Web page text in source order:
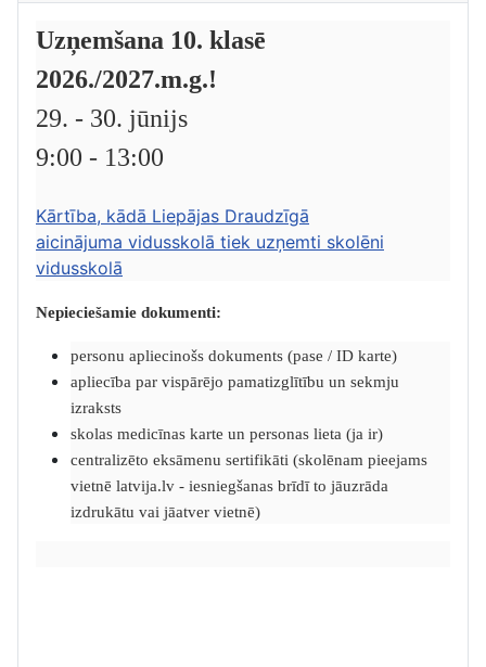
Uzņemšana 10. klasē
2026./2027.m.g.!
29. - 30. jūnijs
9:00 - 13:00
Kārtība, kādā Liepājas Draudzīgā
aicinājuma vidusskolā tiek uzņemti skolēni
vidusskolā
Nepieciešamie dokumenti:
personu apliecinošs dokuments (pase / ID karte)
apliecība par vispārējo pamatizglītību un sekmju
izraksts
skolas medicīnas karte un personas lieta (ja ir)
centralizēto eksāmenu sertifikāti (skolēnam pieejams
vietnē latvija.lv - iesniegšanas brīdī to jāuzrāda
izdrukātu vai jāatver vietnē)